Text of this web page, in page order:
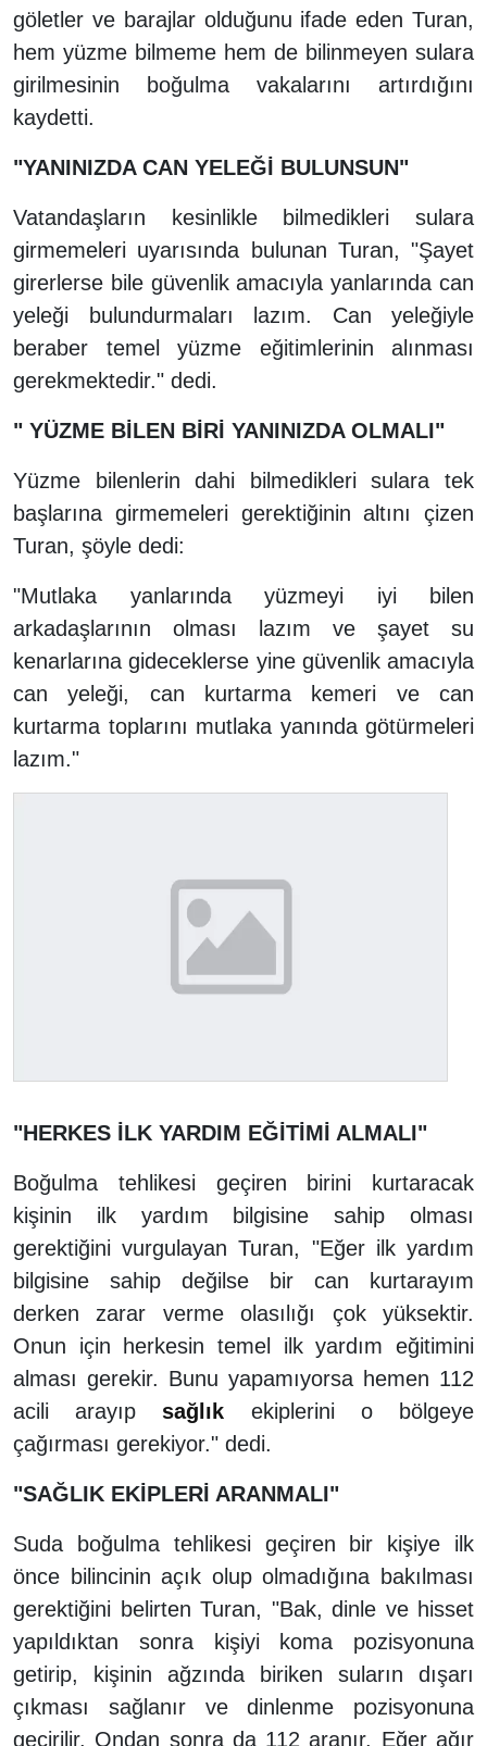
göletler ve barajlar olduğunu ifade eden Turan,
hem yüzme bilmeme hem de bilinmeyen sulara
girilmesinin boğulma vakalarını artırdığını
kaydetti.
"YANINIZDA CAN YELEĞİ BULUNSUN"
Vatandaşların kesinlikle bilmedikleri sulara
girmemeleri uyarısında bulunan Turan, "Şayet
girerlerse bile güvenlik amacıyla yanlarında can
yeleği bulundurmaları lazım. Can yeleğiyle
beraber temel yüzme eğitimlerinin alınması
gerekmektedir." dedi.
" YÜZME BİLEN BİRİ YANINIZDA OLMALI"
Yüzme bilenlerin dahi bilmedikleri sulara tek
başlarına girmemeleri gerektiğinin altını çizen
Turan, şöyle dedi:
"Mutlaka yanlarında yüzmeyi iyi bilen
arkadaşlarının olması lazım ve şayet su
kenarlarına gideceklerse yine güvenlik amacıyla
can yeleği, can kurtarma kemeri ve can
kurtarma toplarını mutlaka yanında götürmeleri
lazım."
"HERKES İLK YARDIM EĞİTİMİ ALMALI"
Boğulma tehlikesi geçiren birini kurtaracak
kişinin ilk yardım bilgisine sahip olması
gerektiğini vurgulayan Turan, "Eğer ilk yardım
bilgisine sahip değilse bir can kurtarayım
derken zarar verme olasılığı çok yüksektir.
Onun için herkesin temel ilk yardım eğitimini
alması gerekir. Bunu yapamıyorsa hemen 112
acili arayıp sağlık ekiplerini o bölgeye
çağırması gerekiyor." dedi.
"SAĞLIK EKİPLERİ ARANMALI"
Suda boğulma tehlikesi geçiren bir kişiye ilk
önce bilincinin açık olup olmadığına bakılması
gerektiğini belirten Turan, "Bak, dinle ve hisset
yapıldıktan sonra kişiyi koma pozisyonuna
getirip, kişinin ağzında biriken suların dışarı
çıkması sağlanır ve dinlenme pozisyonuna
geçirilir. Ondan sonra da 112 aranır. Eğer ağır